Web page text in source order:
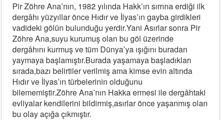
Pir Zöhre Ana’nın, 1982 yılında Hakk’ın sırrına erdiği ilk
dergâhı yüzyıllar önce Hıdır ve İlyas’ın gayba girdikleri
vadideki gölün bulunduğu yerdir.Yani Asırlar sonra Pir
Zöhre Ana,suyu kurumuş olan bu göl üzerinde
dergâhını kurmuş ve tüm Dünya’ya ışığını buradan
yaymaya başlamıştır.Burada yaşamaya başladıkları
sırada,bazı belirtiler verilmiş ama kimse evin altında
Hıdır ve İlyas’ın türbelerinin olduğunu
bilememiştir.Zöhre Ana’nın Hakka ermesi ile dergâhtaki
evliyalar kendilerini bildirmiş,asırlar önce yaşanmış olan
bu olay açığa çıkmıştır.